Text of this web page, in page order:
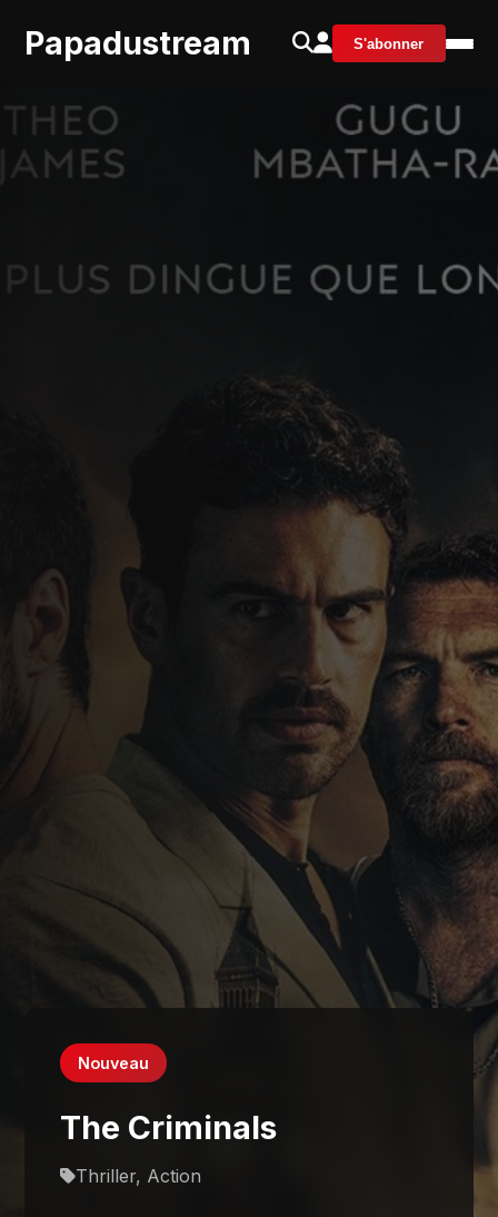
Papadustream S'abonner
Nouveau
The Criminals
Thriller, Action